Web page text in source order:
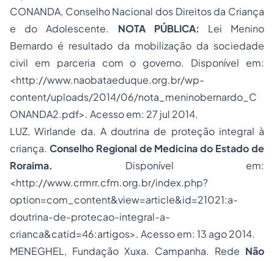
CONANDA, Conselho Nacional dos Direitos da Criança
e do Adolescente. NOTA PÚBLICA: Lei Menino
Bernardo é resultado da mobilização da sociedade
civil em parceria com o governo. Disponível em:
<http://www.naobataeduque.org.br/wp-
content/uploads/2014/06/nota_meninobernardo_C
ONANDA2.pdf>. Acesso em: 27 jul 2014.
LUZ, Wirlande da. A doutrina de proteção integral à
criança. Conselho Regional de Medicina do Estado de
Roraima. Disponível em:
<http://www.crmrr.cfm.org.br/index.php?
option=com_content&view=article&id=21021:a-
doutrina-de-protecao-integral-a-
crianca&catid=46:artigos>. Acesso em: 13 ago 2014.
MENEGHEL, Fundação Xuxa. Campanha. Rede Não